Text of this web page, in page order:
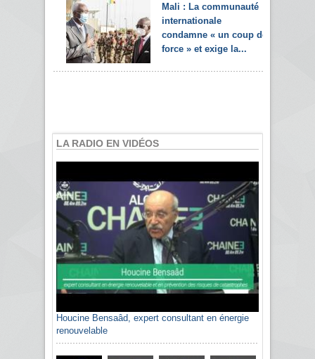
Mali : La communauté
internationale
condamne « un coup de
force » et exige la...
LA RADIO EN VIDÉOS
Houcine Bensaâd, expert consultant en énergie
renouvelable